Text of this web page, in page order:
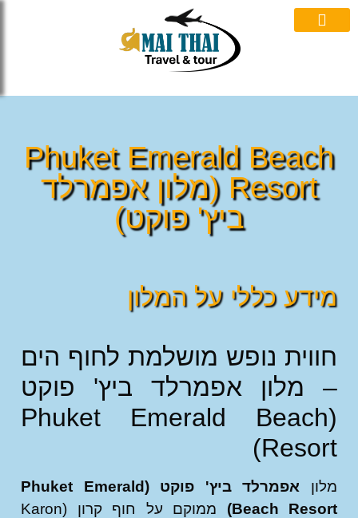
Phuket Emerald
Resort (מלון אפמרלד
ביץ' פוקט)
כללי על המלון
נופש מושלמת לחוף הים
מלון אפמרלד ביץ' פוקט
(Phuket Emerald
אפמרלד ביץ' פוקט (Phuket Emerald
Beach
ממוקם על חוף קרון (Karon